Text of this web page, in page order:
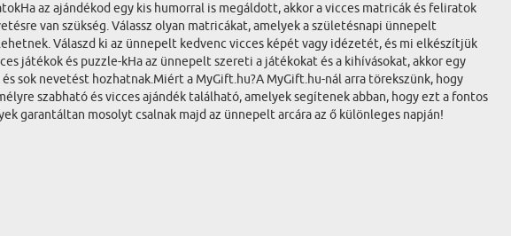
az ajándékod egy kis humorral is megáldott, akkor a vicces matricák és feliratok
van szükség. Válassz olyan matricákat, amelyek a születésnapi ünnepelt
Válaszd ki az ünnepelt kedvenc vicces képét vagy idézetét, és mi elkészítjük
játékok és puzzle-kHa az ünnepelt szereti a játékokat és a kihívásokat, akkor egy
sok nevetést hozhatnak.Miért a MyGift.hu?A MyGift.hu-nál arra törekszünk, hogy
szabható és vicces ajándék található, amelyek segítenek abban, hogy ezt a fontos
garantáltan mosolyt csalnak majd az ünnepelt arcára az ő különleges napján!